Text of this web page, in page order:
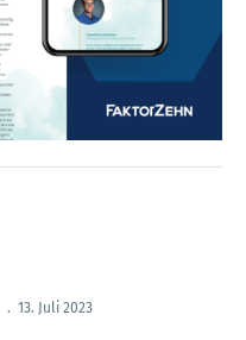
. 13. Juli 2023